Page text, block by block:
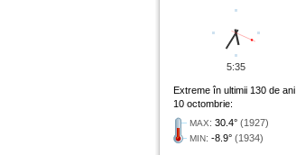
Extreme în ultimii 130 de ani
10 octombrie:
MAX: 30.4° (1927)
MIN: -8.9° (1934)
5:35